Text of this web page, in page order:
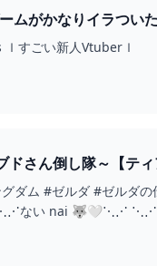
ムがかなりイラつい
#vtuber #黒歴史 #切り抜き #shorts ｌすごい新人Vtuberｌ
さん倒し隊～【テ
ングダム #ゼルダ #
い nai 🐺🤍⋱⋰